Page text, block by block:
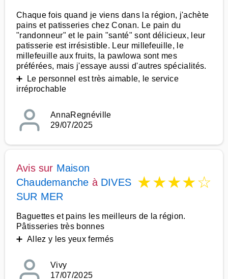
Chaque fois quand je viens dans la région, j'achète
pains et patisseries chez Conan. Le pain du
"randonneur" et le pain "santé" sont délicieux, leur
patisserie est irrésistible. Leur millefeuille, le
millefeuille aux fruits, la pawlowa sont mes
préférées, mais j'essaye aussi d'autres spécialités.
➕ Le personnel est très aimable, le service
irréprochable
AnnaRegnéville
29/07/2025
Avis sur Maison
Chaudemanche à DIVES
SUR MER
★★★★☆
Baguettes et pains les meilleurs de la région.
Pâtisseries très bonnes
➕ Allez y les yeux fermés
Vivy
17/07/2025